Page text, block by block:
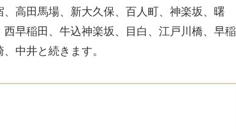
高田馬場、新大久保、百人町、神楽坂、曙
早稲田、牛込神楽坂、目白、江戸川橋、早稲
中井と続きます。